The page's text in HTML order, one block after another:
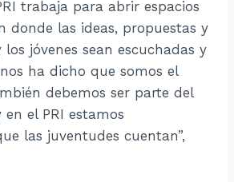
trabaja para abrir espacios
donde las ideas, propuestas y
los jóvenes sean escuchadas y
ha dicho que somos el
debemos ser parte del
el PRI estamos
las juventudes cuentan”,